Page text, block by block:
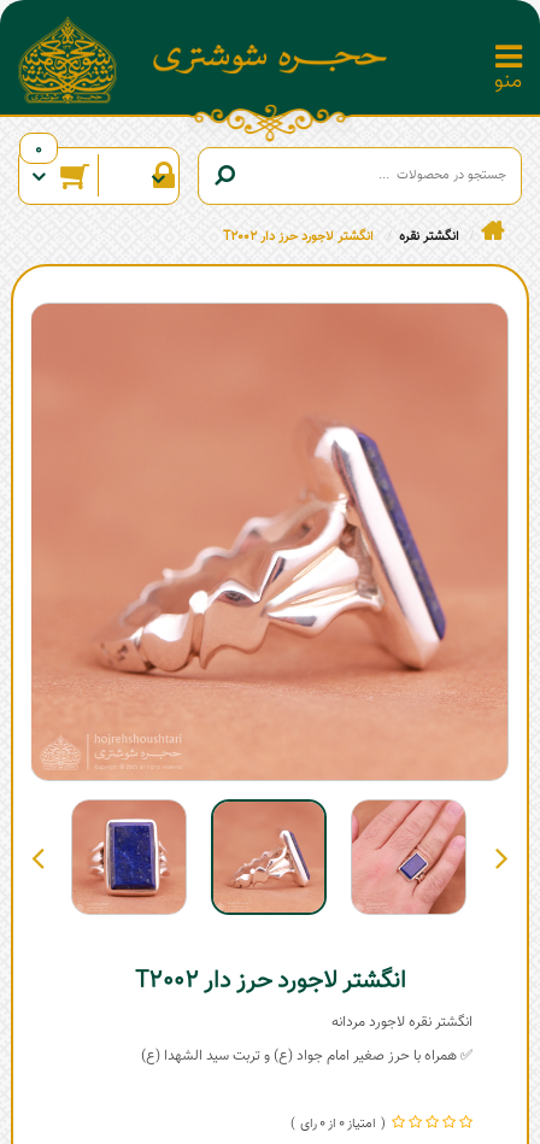
0
انگشتر نقره انگشتر لاجورد حرز دار T2002
انگشتر لاجورد حرز دار T2002
انگشتر نقره لاجورد مردانه
✅ همراه با حرز صغیر امام جواد (ع) و تربت سید الشهدا (ع)
0
0